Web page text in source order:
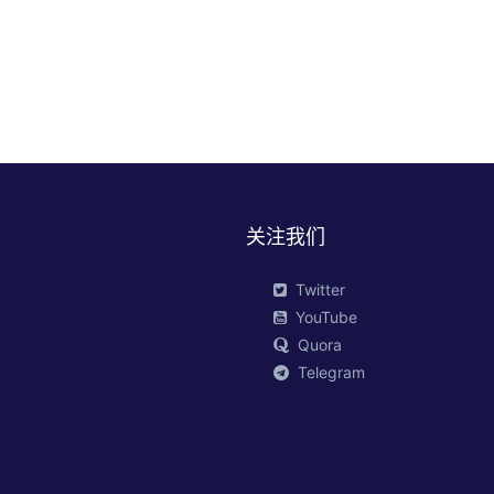
关注我们
Twitter
YouTube
Quora
Telegram